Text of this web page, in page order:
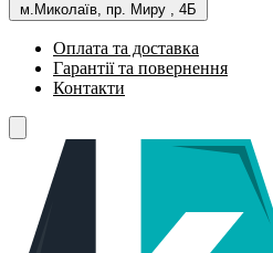
м.Миколаїв, пр. Миру , 4Б
Оплата та доставка
Гарантії та повернення
Контакти